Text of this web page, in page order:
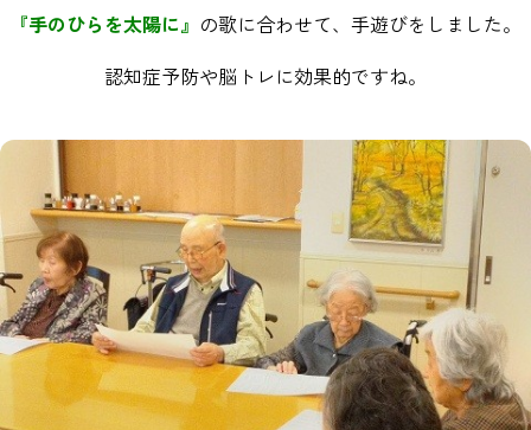
『手のひらを太陽に』 の歌に合わせて、手遊びをしました。
認知症予防や脳トレに効果的ですね。